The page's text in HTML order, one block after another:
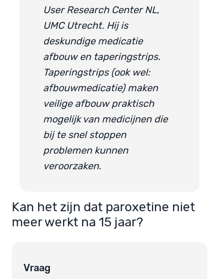
User Research Center NL,
UMC Utrecht. Hij is
deskundige medicatie
afbouw en taperingstrips.
Taperingstrips (ook wel:
afbouwmedicatie) maken
veilige afbouw praktisch
mogelijk van medicijnen die
bij te snel stoppen
problemen kunnen
veroorzaken.
Kan het zijn dat paroxetine niet
meer werkt na 15 jaar?
Vraag